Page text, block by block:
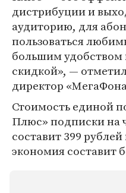
дистрибуции и
аудиторию, для
пользоваться
большим удобством
скидкой», —
директор
Стоимость единой
Плюс» подписки на
составит 399
экономия составит